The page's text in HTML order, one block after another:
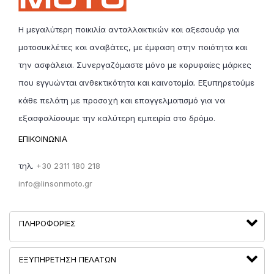
λογαριασμό της linsonmoto.gr καί ο πελάτης δέν θα
μπορεί να γίνει σε διάστημα έως30 ημερών από την
παραλλαβή. Απαραίτητη προϋπόθεση είναι να
τηρούνται οι όροι επιστροφής
5. Είναι όλα τα προϊόντα σε διαθεσιμότητα;
Κάθε προϊόν έχει ένδειξη διαθεσιμότητας και χρόνο
παράδοσης. Λόγω της υψηλής έντασης των
διαθεσιμότητα προϊόντων κατά τη στιγμή της πώλησης.
εταιρείας θα επικοινωνήσει μαζί σας.
Η μεγαλύτερη ποικιλία ανταλλακτικών και αξεσουάρ για
μοτοσυκλέτες και αναβάτες, με έμφαση στην ποιότητα και
την ασφάλεια. Συνεργαζόμαστε μόνο με κορυφαίες μάρκες
που εγγυώνται ανθεκτικότητα και καινοτομία. Εξυπηρετούμε
κάθε πελάτη με προσοχή και επαγγελματισμό για να
εξασφαλίσουμε την καλύτερη εμπειρία στο δρόμο.
ΕΠΙΚΟΙΝΩΝΙΑ
τηλ. +30 2311 180 218
info@linsonmoto.gr
ΠΛΗΡΟΦΟΡΊΕΣ
ΕΞΥΠΗΡΈΤΗΣΗ ΠΕΛΑΤΏΝ